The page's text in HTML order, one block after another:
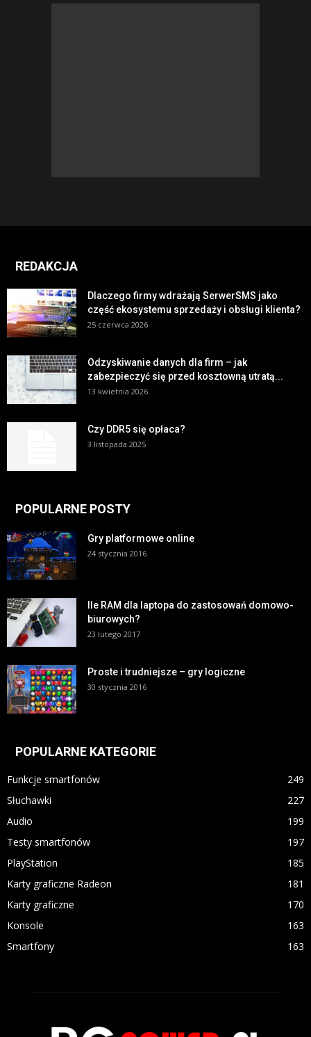
REDAKCJA
Dlaczego firmy wdrażają SerwerSMS jako
część ekosystemu sprzedaży i obsługi klienta?
25 czerwca 2026
Odzyskiwanie danych dla firm – jak
zabezpieczyć się przed kosztowną utratą...
13 kwietnia 2026
Czy DDR5 się opłaca?
3 listopada 2025
POPULARNE POSTY
Gry platformowe online
24 stycznia 2016
Ile RAM dla laptopa do zastosowań domowo-
biurowych?
23 lutego 2017
Proste i trudniejsze – gry logiczne
30 stycznia 2016
POPULARNE KATEGORIE
Funkcje smartfonów
249
Słuchawki
227
Audio
199
Testy smartfonów
197
PlayStation
185
Karty graficzne Radeon
181
Karty graficzne
170
Konsole
163
Smartfony
163